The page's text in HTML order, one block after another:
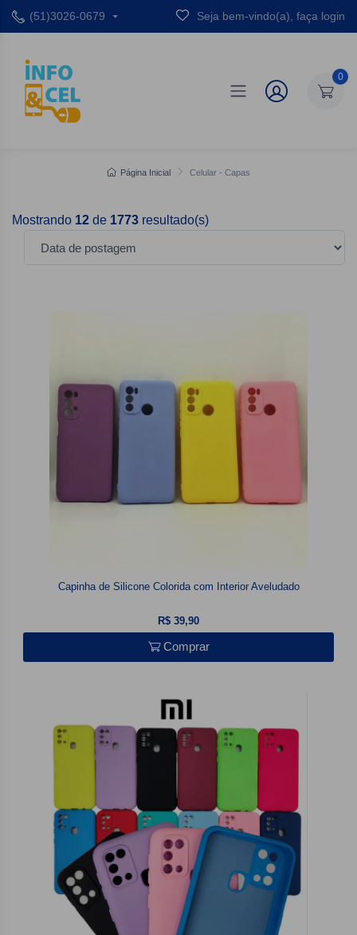
(51)3026-0679 Seja bem-vindo(a), faça login
0
Página Inicial Celular - Capas
Mostrando 12 de 1773 resultado(s)
Capinha de Silicone Colorida com Interior Aveludado
R$ 39,90
Comprar